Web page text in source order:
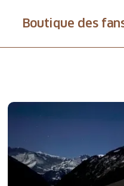
Boutique des